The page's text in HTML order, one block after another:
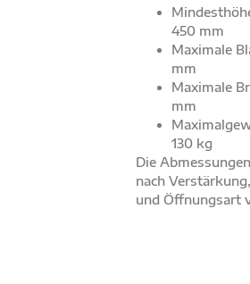
450 mm
Maximale
mm
Maximale
mm
130 kg
Die
nach
und Öffnungsart